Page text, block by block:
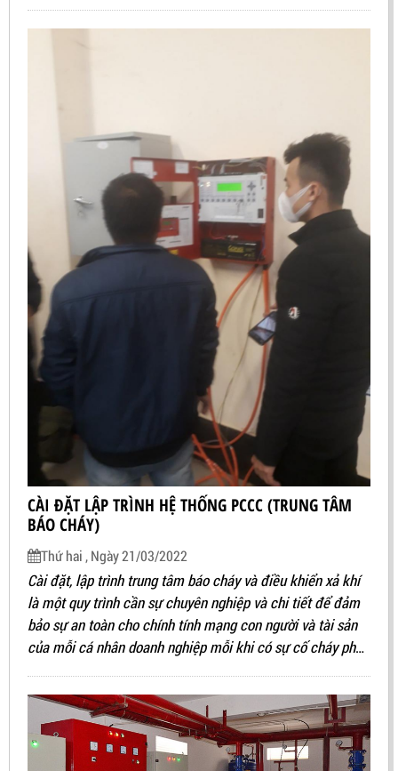
hàng hóa có giá trị cực kỳ quan trọng.
CÀI ĐẶT LẬP TRÌNH HỆ THỐNG PCCC (TRUNG TÂM
BÁO CHÁY)
Thứ hai , Ngày 21/03/2022
Cài đặt, lập trình trung tâm báo cháy và điều khiển xả khí
là một quy trình cần sự chuyên nghiệp và chi tiết để đảm
bảo sự an toàn cho chính tính mạng con người và tài sản
của mỗi cá nhân doanh nghiệp mỗi khi có sự cố cháy phát